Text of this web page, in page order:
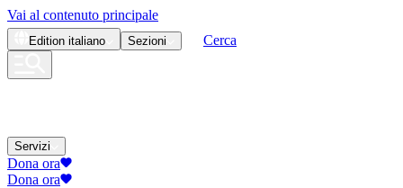
Vai al contenuto principale
Edition italiano Sezioni Cerca
Servizi
Dona ora
Dona ora